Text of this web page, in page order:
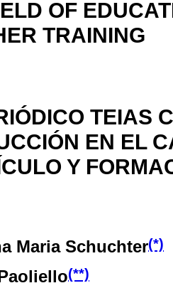
OF
TRAINING
TEIAS
EN EL
Y
Maria Schuchter(*)
(**)